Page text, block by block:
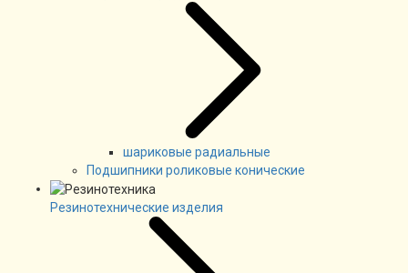
шариковые радиальные
Подшипники роликовые конические
Резинотехнические изделия